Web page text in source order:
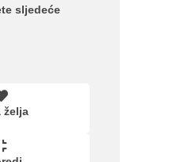
sljedeće
želja
Upoređeni proizvodi